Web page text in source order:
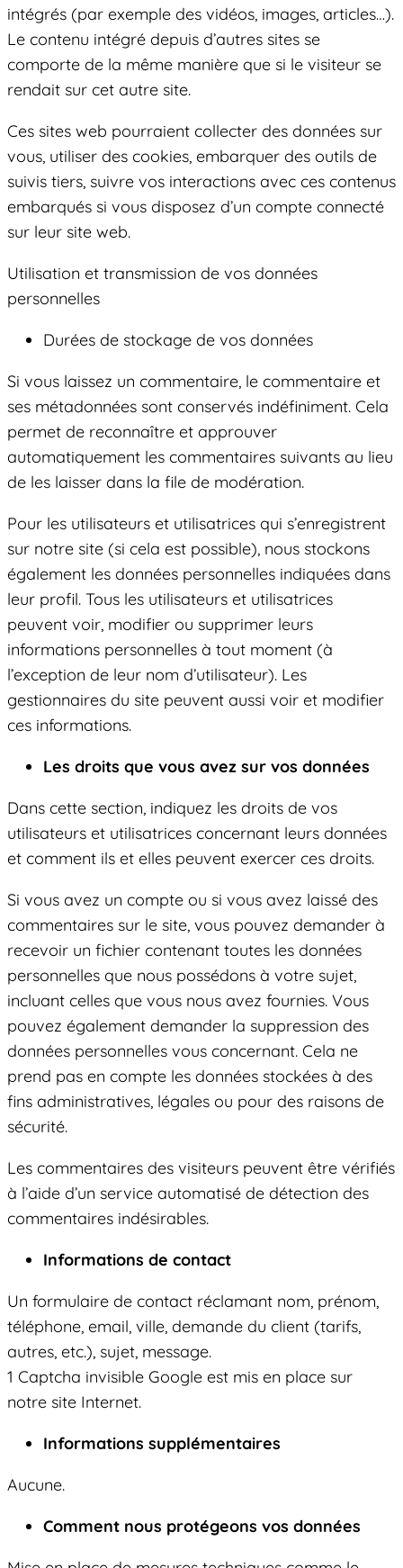
intégrés (par exemple des vidéos, images, articles…).
Le contenu intégré depuis d’autres sites se
comporte de la même manière que si le visiteur se
rendait sur cet autre site.
Ces sites web pourraient collecter des données sur
vous, utiliser des cookies, embarquer des outils de
suivis tiers, suivre vos interactions avec ces contenus
embarqués si vous disposez d’un compte connecté
sur leur site web.
Utilisation et transmission de vos données
personnelles
Durées de stockage de vos données
Si vous laissez un commentaire, le commentaire et
ses métadonnées sont conservés indéfiniment. Cela
permet de reconnaître et approuver
automatiquement les commentaires suivants au lieu
de les laisser dans la file de modération.
Pour les utilisateurs et utilisatrices qui s’enregistrent
sur notre site (si cela est possible), nous stockons
également les données personnelles indiquées dans
leur profil. Tous les utilisateurs et utilisatrices
peuvent voir, modifier ou supprimer leurs
informations personnelles à tout moment (à
l’exception de leur nom d’utilisateur). Les
gestionnaires du site peuvent aussi voir et modifier
ces informations.
Les droits que vous avez sur vos données
Dans cette section, indiquez les droits de vos
utilisateurs et utilisatrices concernant leurs données
et comment ils et elles peuvent exercer ces droits.
Si vous avez un compte ou si vous avez laissé des
commentaires sur le site, vous pouvez demander à
recevoir un fichier contenant toutes les données
personnelles que nous possédons à votre sujet,
incluant celles que vous nous avez fournies. Vous
pouvez également demander la suppression des
données personnelles vous concernant. Cela ne
prend pas en compte les données stockées à des
fins administratives, légales ou pour des raisons de
sécurité.
Les commentaires des visiteurs peuvent être vérifiés
à l’aide d’un service automatisé de détection des
commentaires indésirables.
Informations de contact
Un formulaire de contact réclamant nom, prénom,
téléphone, email, ville, demande du client (tarifs,
autres, etc.), sujet, message.
1 Captcha invisible Google est mis en place sur
notre site Internet.
Informations supplémentaires
Aucune.
Comment nous protégeons vos données